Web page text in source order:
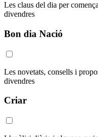
Les claus del dia per
divendres
Bon dia Nació
Les novetats, consells i
divendres
Criar